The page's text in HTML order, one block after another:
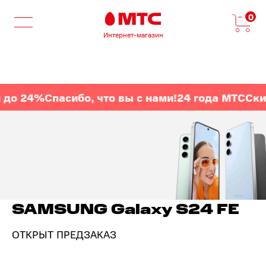
Интернет-магазин
0
24%Спасибо, что вы с нами!24 года МТС
SAMSUNG Galaxy S24 FE
ОТКРЫТ ПРЕДЗАКАЗ